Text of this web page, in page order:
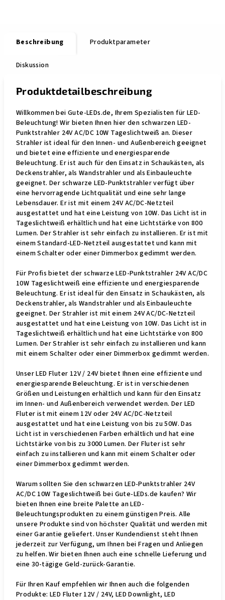
Beschreibung Produktparameter
Diskussion
Produktdetailbeschreibung
Willkommen bei Gute-LEDs.de, Ihrem Spezialisten für LED-
Beleuchtung! Wir bieten Ihnen hier den schwarzen LED-
Punktstrahler 24V AC/DC 10W Tageslichtweiß an. Dieser
Strahler ist ideal für den Innen- und Außenbereich geeignet
und bietet eine effiziente und energiesparende
Beleuchtung. Er ist auch für den Einsatz in Schaukästen, als
Deckenstrahler, als Wandstrahler und als Einbauleuchte
geeignet. Der schwarze LED-Punktstrahler verfügt über
eine hervorragende Lichtqualität und eine sehr lange
Lebensdauer. Er ist mit einem 24V AC/DC-Netzteil
ausgestattet und hat eine Leistung von 10W. Das Licht ist in
Tageslichtweiß erhältlich und hat eine Lichtstärke von 800
Lumen. Der Strahler ist sehr einfach zu installieren. Er ist mit
einem Standard-LED-Netzteil ausgestattet und kann mit
einem Schalter oder einer Dimmerbox gedimmt werden.
Für Profis bietet der schwarze LED-Punktstrahler 24V AC/DC
10W Tageslichtweiß eine effiziente und energiesparende
Beleuchtung. Er ist ideal für den Einsatz in Schaukästen, als
Deckenstrahler, als Wandstrahler und als Einbauleuchte
geeignet. Der Strahler ist mit einem 24V AC/DC-Netzteil
ausgestattet und hat eine Leistung von 10W. Das Licht ist in
Tageslichtweiß erhältlich und hat eine Lichtstärke von 800
Lumen. Der Strahler ist sehr einfach zu installieren und kann
mit einem Schalter oder einer Dimmerbox gedimmt werden.
Unser LED Fluter 12V / 24V bietet Ihnen eine effiziente und
energiesparende Beleuchtung. Er ist in verschiedenen
Größen und Leistungen erhältlich und kann für den Einsatz
im Innen- und Außenbereich verwendet werden. Der LED
Fluter ist mit einem 12V oder 24V AC/DC-Netzteil
ausgestattet und hat eine Leistung von bis zu 50W. Das
Licht ist in verschiedenen Farben erhältlich und hat eine
Lichtstärke von bis zu 3000 Lumen. Der Fluter ist sehr
einfach zu installieren und kann mit einem Schalter oder
einer Dimmerbox gedimmt werden.
Warum sollten Sie den schwarzen LED-Punktstrahler 24V
AC/DC 10W Tageslichtweiß bei Gute-LEDs.de kaufen? Wir
bieten Ihnen eine breite Palette an LED-
Beleuchtungsprodukten zu einem günstigen Preis. Alle
unsere Produkte sind von höchster Qualität und werden mit
einer Garantie geliefert. Unser Kundendienst steht Ihnen
jederzeit zur Verfügung, um Ihnen bei Fragen und Anliegen
zu helfen. Wir bieten Ihnen auch eine schnelle Lieferung und
eine 30-tägige Geld-zurück-Garantie.
Für Ihren Kauf empfehlen wir Ihnen auch die folgenden
Produkte: LED Fluter 12V / 24V, LED Downlight, LED